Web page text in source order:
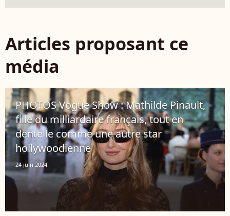
Articles proposant ce
média
PHOTOS Vogue Show : Mathilde Pinault,
fille du milliardaire français, tout en
dentelle comme une autre star
hollywoodienne
24 juin 2024